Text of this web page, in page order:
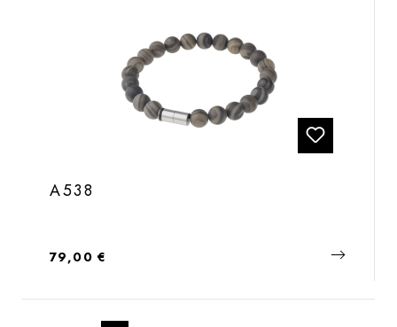
A538
Regulärer Preis:
79,00 €